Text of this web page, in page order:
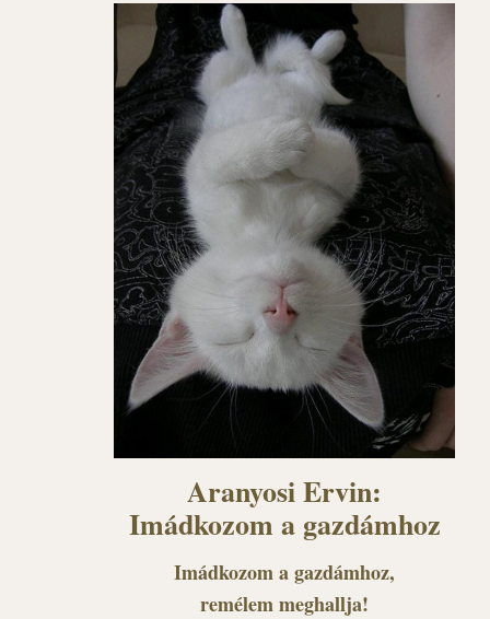
Aranyosi Ervin:
Imádkozom a gazdámhoz
Imádkozom a gazdámhoz,
remélem meghallja!